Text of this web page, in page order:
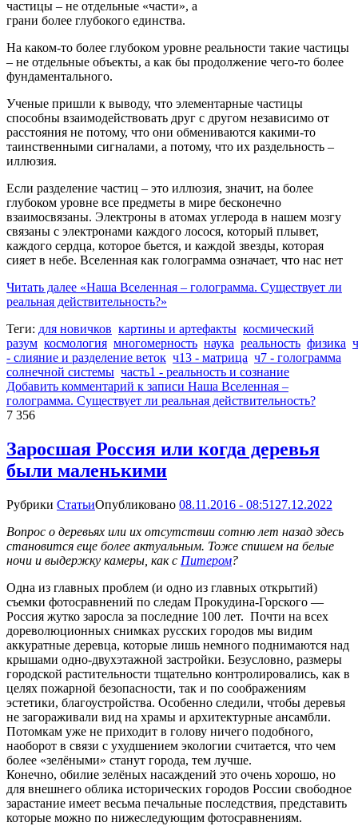
частицы – не отдельные «части», а
грани более глубокого единства.
На каком-то более глубоком уровне реальности такие частицы
– не отдельные объекты, а как бы продолжение чего-то более
фундаментального.
Ученые пришли к выводу, что элементарные частицы
способны взаимодействовать друг с другом независимо от
расстояния не потому, что они обмениваются какими-то
таинственными сигналами, а потому, что их раздельность –
иллюзия.
Если разделение частиц – это иллюзия, значит, на более
глубоком уровне все предметы в мире бесконечно
взаимосвязаны. Электроны в атомах углерода в нашем мозгу
связаны с электронами каждого лосося, который плывет,
каждого сердца, которое бьется, и каждой звезды, которая
сияет в небе. Вселенная как голограмма означает, что нас нет
Читать далее «Наша Вселенная – голограмма. Существует ли
реальная действительность?»
Теги: для новичков картины и артефакты космический
разум космология многомерность наука реальность физика
- слияние и разделение веток ч13 - матрица ч7 - голограмма
солнечной системы часть1 - реальность и сознание
Добавить комментарий к записи Наша Вселенная –
голограмма. Существует ли реальная действительность?
7 356
Заросшая Россия или когда деревья
были маленькими
Рубрики СтатьиОпубликовано 08.11.2016 - 08:51 27.12.2022
Вопрос о деревьях или их отсутствии сотню лет назад здесь
становится еще более актуальным. Тоже спишем на белые
ночи и выдержку камеры, как с Питером?
Одна из главных проблем (и одно из главных открытий)
съемки фотосравнений по следам Прокудина-Горского —
Россия жутко заросла за последние 100 лет. Почти на всех
дореволюционных снимках русских городов мы видим
аккуратные деревца, которые лишь немного поднимаются над
крышами одно-двухэтажной застройки. Безусловно, размеры
городской растительности тщательно контролировались, как в
целях пожарной безопасности, так и по соображениям
эстетики, благоустройства. Особенно следили, чтобы деревья
не загораживали вид на храмы и архитектурные ансамбли.
Потомкам уже не приходит в голову ничего подобного,
наоборот в связи с ухудшением экологии считается, что чем
более «зелёными» станут города, тем лучше.
Конечно, обилие зелёных насаждений это очень хорошо, но
для внешнего облика исторических городов России свободное
зарастание имеет весьма печальные последствия, представить
которые можно по нижеследующим фотосравнениям.